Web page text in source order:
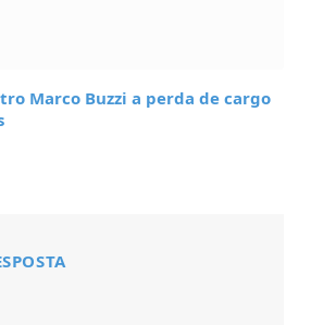
Marco Buzzi a perda de cargo